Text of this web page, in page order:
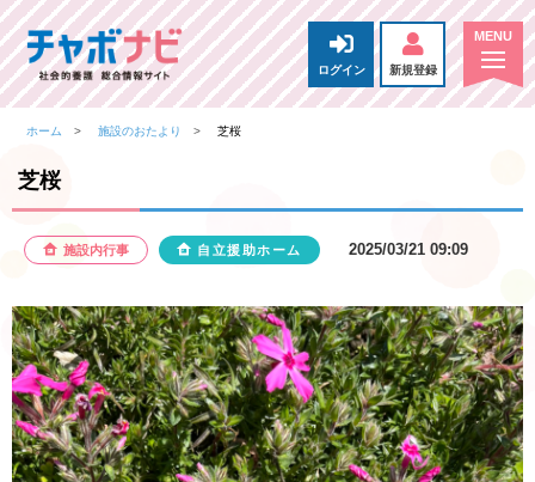
ログイン 新規登録
ホーム 施設のおたより 芝桜
芝桜
施設内行事 自立援助ホーム 2025/03/21 09:09